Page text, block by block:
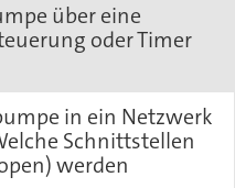
über eine
oder Timer
in ein Netzwerk
Schnittstellen
werden